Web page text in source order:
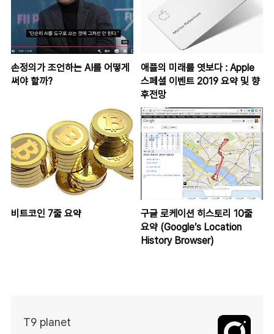
손정의가 조언하는 AI를 어떻게
써야 할까?
애플의 미래를 엿보다 : Apple
스페셜 이벤트 2019 요약 및 향
후전망
비트코인 7줄 요약
구글 로케이션 히스토리 10줄
요약 (Google’s Location
History Browser)
T9 planet